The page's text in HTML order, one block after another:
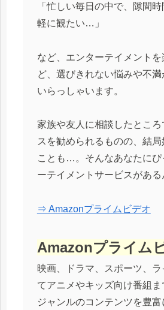
「忙しい毎日の中で、隙間
軽に観たい…」
など、エンターテイメント
ど、選びきれない悩みや不満
いらっしゃいます。
家族や友人に相談したとこ
スを勧められるものの、結
ことも…。そんなあなたにぴ
ーテイメントサービスがある
⇒ Amazonプライムビデオ
Amazonプライム
映画、ドラマ、スポーツ、
てアニメやキッズ向け番組
ジャンルのコンテンツを豊